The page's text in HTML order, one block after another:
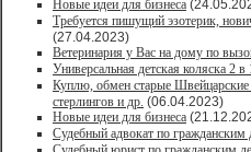
Новые идеи для бизнеса
Требуется пишущий эзотерик,
(27.04.2023)
Ветеринария у Вас на дому по
Универсальная детская коляска 2
Куплю, обмен старые
стерлингов и др. (06.04.2023)
Новые идеи для бизнеса
Судебный адвокат по гражданским